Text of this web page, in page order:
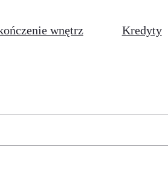
wnętrz Kredyty